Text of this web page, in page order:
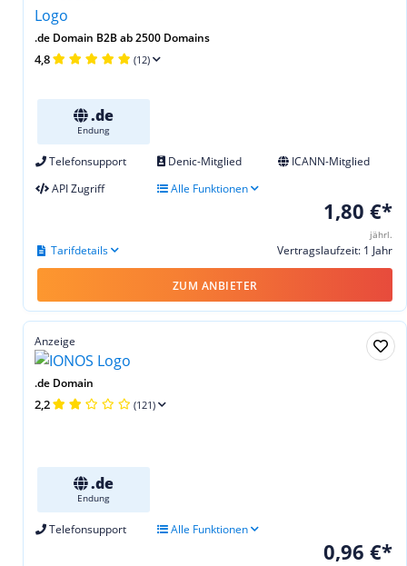
.de Domain B2B ab 2500 Domains
4,8 (12)
.de
Endung
Telefonsupport Denic-Mitglied
ICANN-Mitglied
API Zugriff
Alle Funktionen
1,80 €*
jährl.
Vertragslaufzeit: 1 Jahr
Tarifdetails
ZUM ANBIETER
Anzeige
.de Domain
2,2 (121)
.de
Endung
Telefonsupport Alle Funktionen
0,96 €*